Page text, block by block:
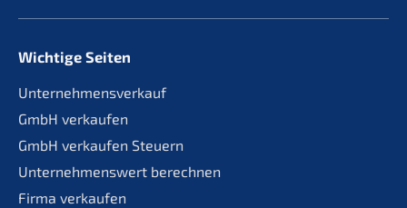
Wichtige Seiten
Unternehmensverkauf
GmbH verkaufen
GmbH verkaufen Steuern
Unternehmenswert berechnen
Firma verkaufen